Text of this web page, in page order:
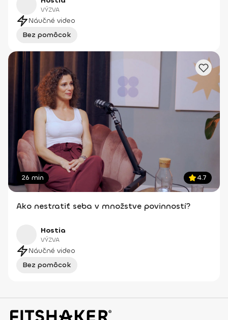
VÝZVA
Náučné video
Bez pomôcok
26 min 4.7
Ako nestratiť seba v množstve povinností?
Hostia
VÝZVA
Náučné video
Bez pomôcok